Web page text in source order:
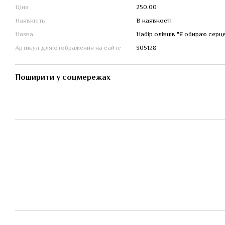
Ціна
250.00
Наявність
В наявності
Назва
Набір олівців "Я обираю
Артикул для отображения на сайте
305128
Поширити у соцмережах